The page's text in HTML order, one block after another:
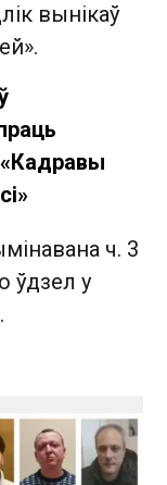
вынікаў
«Кадравы
ч. 3
ўдзел у